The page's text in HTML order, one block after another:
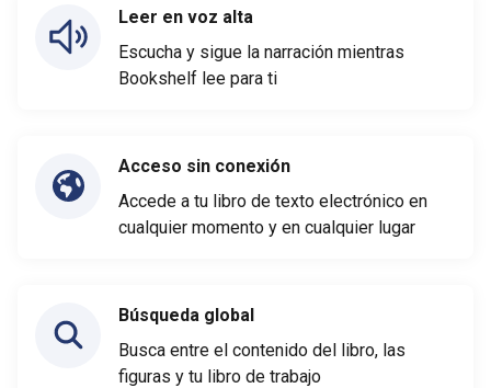
Leer en voz alta
Escucha y sigue la narración mientras
Bookshelf lee para ti
Acceso sin conexión
Accede a tu libro de texto electrónico en
cualquier momento y en cualquier lugar
Búsqueda global
Busca entre el contenido del libro, las
figuras y tu libro de trabajo